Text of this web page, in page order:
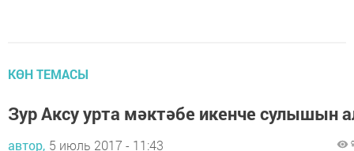
КӨН ТЕМАСЫ
Зур Аксу урта мәктәбе икенче сулышын
автор, 5 июль 2017 - 11:43